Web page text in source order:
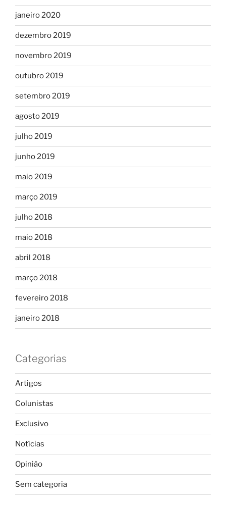
janeiro 2020
dezembro 2019
novembro 2019
outubro 2019
setembro 2019
agosto 2019
julho 2019
junho 2019
maio 2019
março 2019
julho 2018
maio 2018
abril 2018
março 2018
fevereiro 2018
janeiro 2018
Categorias
Artigos
Colunistas
Exclusivo
Notícias
Opinião
Sem categoria